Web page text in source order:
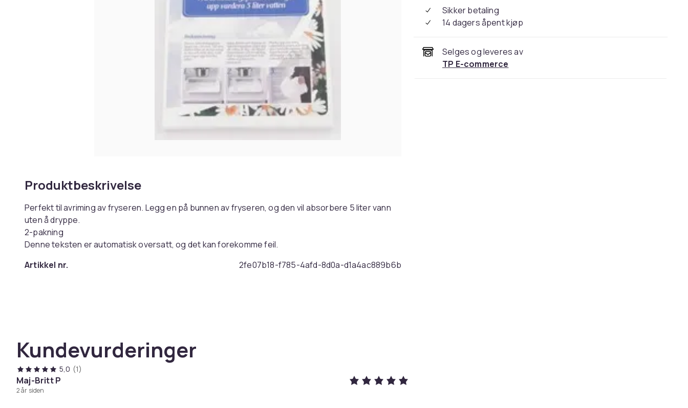
Produktbeskrivelse
Perfekt til avriming av fryseren. Legg en på bunnen av fryseren, og den vil absorbere 5 liter vann
uten å dryppe.
2-pakning
Denne teksten er automatisk oversatt, og det kan forekomme feil.
Artikkel nr.
2fe07b18-f785-4afd-8d0a-d1a4ac889b6b
Kundevurderinger
5,0 (1)
Maj-Britt P
2 år siden
Sikker betaling
14 dagers åpent kjøp
Selges og leveres av
TP E-commerce